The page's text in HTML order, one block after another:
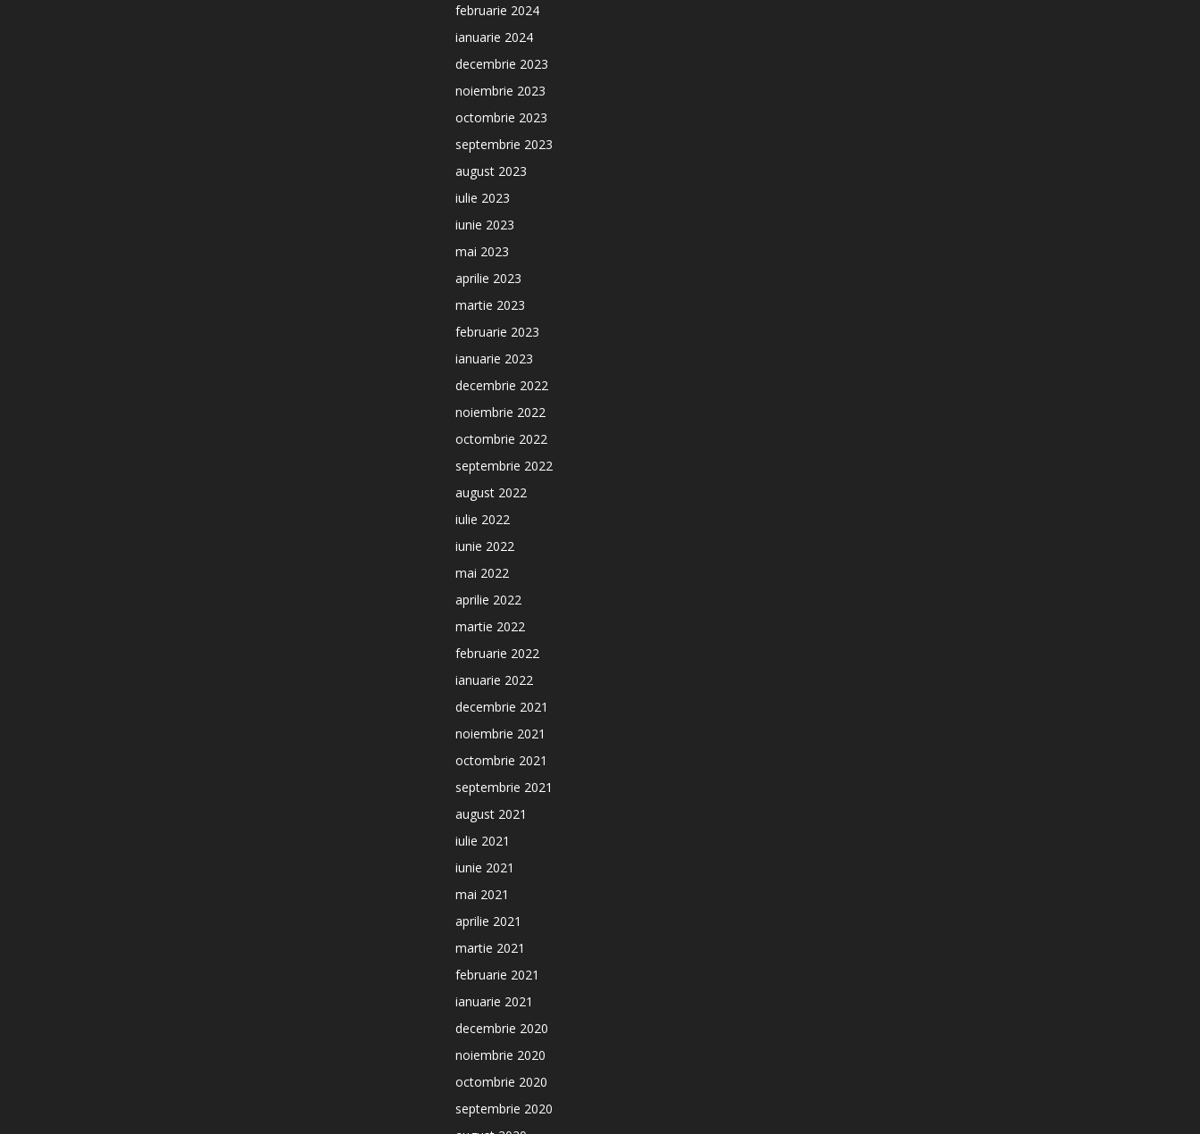
februarie 2024
ianuarie 2024
decembrie 2023
noiembrie 2023
octombrie 2023
septembrie 2023
august 2023
iulie 2023
iunie 2023
mai 2023
aprilie 2023
martie 2023
februarie 2023
ianuarie 2023
decembrie 2022
noiembrie 2022
octombrie 2022
septembrie 2022
august 2022
iulie 2022
iunie 2022
mai 2022
aprilie 2022
martie 2022
februarie 2022
ianuarie 2022
decembrie 2021
noiembrie 2021
octombrie 2021
septembrie 2021
august 2021
iulie 2021
iunie 2021
mai 2021
aprilie 2021
martie 2021
februarie 2021
ianuarie 2021
decembrie 2020
noiembrie 2020
octombrie 2020
septembrie 2020